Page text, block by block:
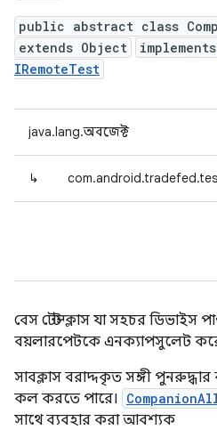
public abstract class
extends Object
implements
IRemoteTest
java.lang.অবজেক্ট
↳
বেস টেস্ট ক্লাস যা সহচর ডিভাইস
বয়লারপেটকে এনক্যাপসুলেট
সাবক্লাস বরাদ্দকৃত সঙ্গী
কল করতে পারে।
সাথে ব্যবহার করা আবশ্যক